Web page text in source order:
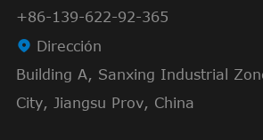
+86-139-622-92-365
 Dirección
Building A, Sanxing Industrial
City, Jiangsu Prov, China